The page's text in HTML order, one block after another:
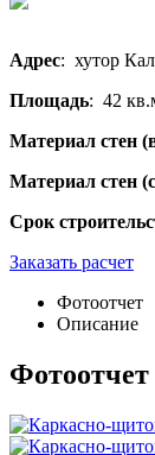
Адрес: хутор
Площадь: 42
Материал стен
Материал стен
Срок
Заказать расчет
Фотоотчет
Описание
Фотоотчет